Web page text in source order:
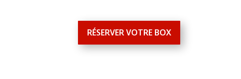
RÉSERVER VOTRE BOX